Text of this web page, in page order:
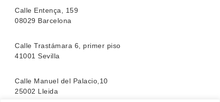
Calle Entença, 159
08029 Barcelona
Calle Trastámara 6, primer piso
41001 Sevilla
Calle Manuel del Palacio,10
25002 Lleida